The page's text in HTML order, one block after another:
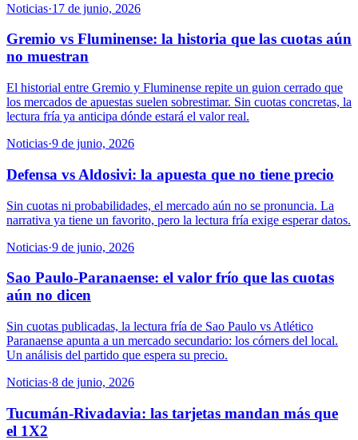
Noticias·17 de junio, 2026
Gremio vs Fluminense: la historia que las cuotas aún
no muestran
El historial entre Gremio y Fluminense repite un guion cerrado que
los mercados de apuestas suelen sobrestimar. Sin cuotas concretas, la
lectura fría ya anticipa dónde estará el valor real.
Noticias·9 de junio, 2026
Defensa vs Aldosivi: la apuesta que no tiene precio
Sin cuotas ni probabilidades, el mercado aún no se pronuncia. La
narrativa ya tiene un favorito, pero la lectura fría exige esperar datos.
Noticias·9 de junio, 2026
Sao Paulo-Paranaense: el valor frío que las cuotas
aún no dicen
Sin cuotas publicadas, la lectura fría de Sao Paulo vs Atlético
Paranaense apunta a un mercado secundario: los córners del local.
Un análisis del partido que espera su precio.
Noticias·8 de junio, 2026
Tucumán-Rivadavia: las tarjetas mandan más que
el 1X2